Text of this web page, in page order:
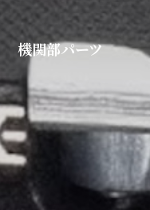
機関部パーツ